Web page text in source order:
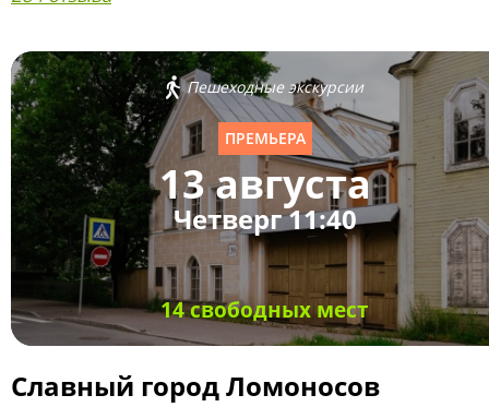
Пешеходные экскурсии
ПРЕМЬЕРА
13 августа
Четверг 11:40
14 свободных мест
Славный город Ломоносов